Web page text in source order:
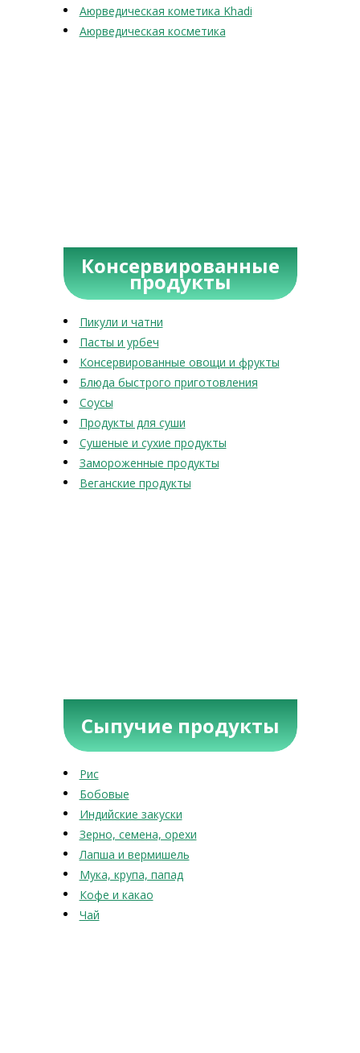
Аюрведическая кометика Khadi
Аюрведическая косметика
Консервированные
продукты
Пикули и чатни
Пасты и урбеч
Консервированные овощи и фрукты
Блюда быстрого приготовления
Соусы
Продукты для суши
Сушеные и сухие продукты
Замороженные продукты
Веганские продукты
Сыпучие продукты
Рис
Бобовые
Индийские закуски
Зерно, семена, орехи
Лапша и вермишель
Мука, крупа, папад
Кофе и какао
Чай